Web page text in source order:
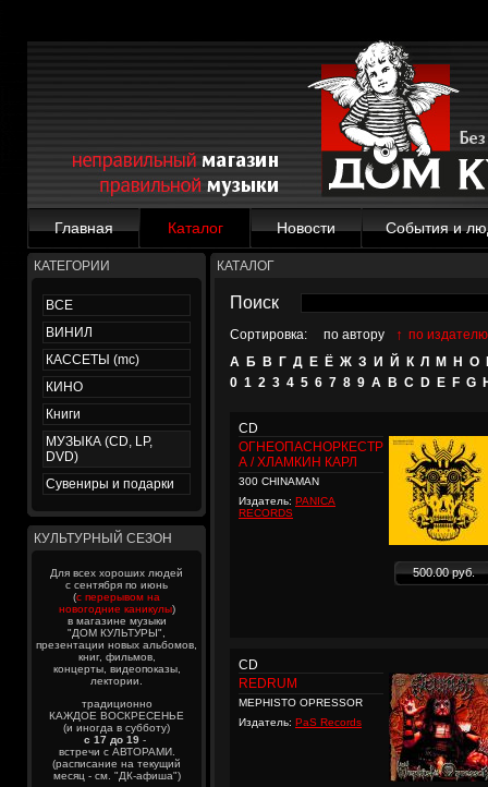
Главная Каталог Новости События и
КАТЕГОРИИ
ВСЕ
ВИНИЛ
КАССЕТЫ (mc)
КИНО
Книги
МУЗЫКА (CD, LP,
DVD)
Сувениры и подарки
КУЛЬТУРНЫЙ СЕЗОН
Для всех хороших людей
с сентября по июнь
(с перерывом на
новогодние каникулы)
в магазине музыки
"ДОМ КУЛЬТУРЫ",
презентации новых альбомов,
книг, фильмов,
концерты, видеопоказы,
лектории.
традиционно
КАЖДОЕ ВОСКРЕСЕНЬЕ
(и иногда в субботу)
с 17 до 19 -
встречи с АВТОРАМИ.
(расписание на текущий
месяц - см. "ДК-афиша")
КАТАЛОГ
Поиск
Сортировка: по автору ↑ по издателю
А Б В Г Д Е Ё Ж З И Й К Л М Н О
0 1 2 3 4 5 6 7 8 9 A B C D E F G
CD
ОГНЕОПАСНОРКЕСТР
А / ХЛАМКИН КАРЛ
300 CHINAMAN
Издатель: PANICA
RECORDS
500.00 руб.
CD
REDRUM
MEPHISTO OPRESSOR
Издатель: PaS Records